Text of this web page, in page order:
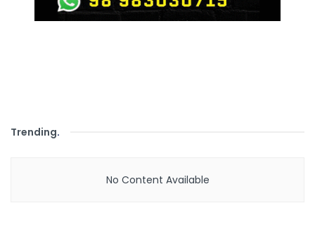
Trending.
No Content Available